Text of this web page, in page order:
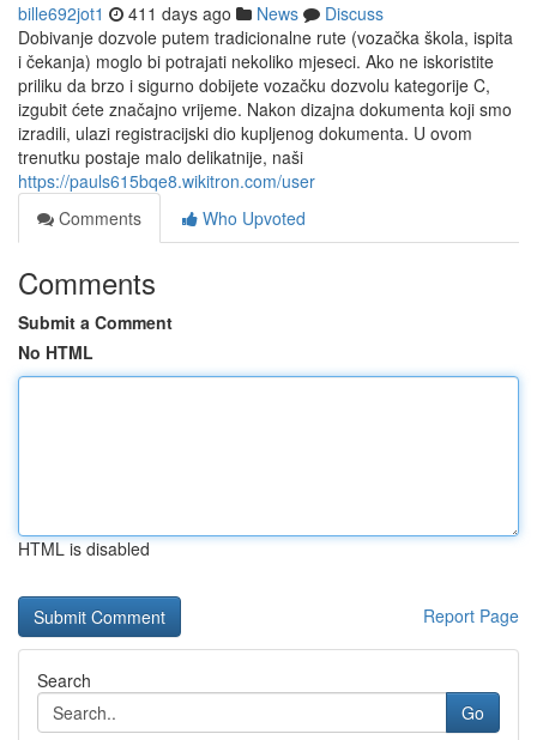
bille692jot1 411 days ago News
Discuss
Dobivanje dozvole putem tradicionalne rute (vozačka škola, ispita
i čekanja) moglo bi potrajati nekoliko mjeseci. Ako ne iskoristite
priliku da brzo i sigurno dobijete vozačku dozvolu kategorije C,
izgubit ćete značajno vrijeme. Nakon dizajna dokumenta koji smo
izradili, ulazi registracijski dio kupljenog dokumenta. U ovom
trenutku postaje malo delikatnije, naši
https://pauls615bqe8.wikitron.com/user
Comments
Who Upvoted
Comments
Submit a Comment
No HTML
HTML is disabled
Report Page
Search
Go